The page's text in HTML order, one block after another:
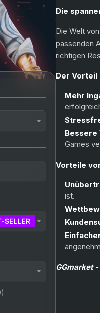
Die
Die Welt
passenden
richtigen
Der Vorteil
Mehr
Bessere
Games
Vorteile
ist.
GGmarket